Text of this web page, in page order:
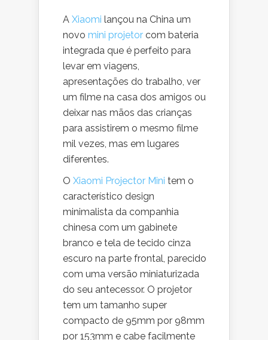
A Xiaomi lançou na China um
novo mini projetor com bateria
integrada que é perfeito para
levar em viagens,
apresentações do trabalho, ver
um filme na casa dos amigos ou
deixar nas mãos das crianças
para assistirem o mesmo filme
mil vezes, mas em lugares
diferentes.
O Xiaomi Projector Mini tem o
característico design
minimalista da companhia
chinesa com um gabinete
branco e tela de tecido cinza
escuro na parte frontal, parecido
com uma versão miniaturizada
do seu antecessor. O projetor
tem um tamanho super
compacto de 95mm por 98mm
por 153mm e cabe facilmente